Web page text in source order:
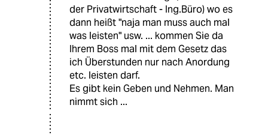
der Privatwirtschaft - Ing.Büro) wo es
dann heißt "naja man muss auch mal
was leisten" usw. ... kommen Sie da
Ihrem Boss mal mit dem Gesetz das
ich Überstunden nur nach Anordung
etc. leisten darf.
Es gibt kein Geben und Nehmen. Man
nimmt sich ...